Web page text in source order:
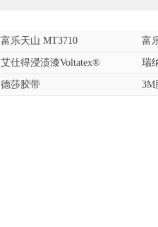
富乐天山 MT3710 富
艾仕得浸渍漆Voltatex® 瑞
德莎胶带 3M